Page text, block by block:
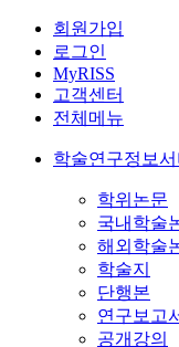
회원가입
로그인
MyRISS
고객센터
전체메뉴
학술연구정보
학위논문
국내학술
해외학술
학술지
단행본
연구보고
공개강의